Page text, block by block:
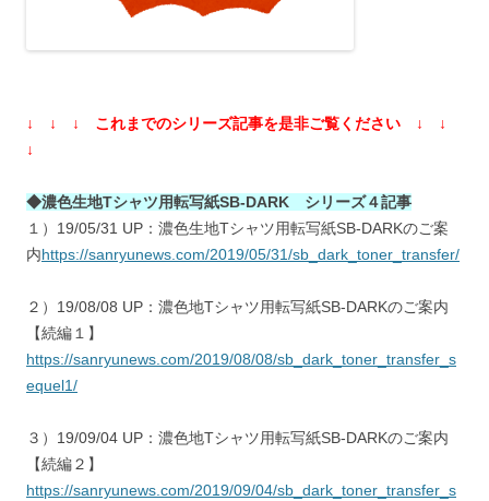
↓ ↓ ↓ これまでのシリーズ記事を是非ご覧ください ↓ ↓
↓
◆濃色生地Tシャツ用転写紙SB-DARK シリーズ４記事
１）19/05/31 UP：濃色生地Tシャツ用転写紙SB-DARKのご案
内https://sanryunews.com/2019/05/31/sb_dark_toner_transfer/
２）19/08/08 UP：濃色地Tシャツ用転写紙SB-DARKのご案内
【続編１】
https://sanryunews.com/2019/08/08/sb_dark_toner_transfer_s
equel1/
３）19/09/04 UP：濃色地Tシャツ用転写紙SB-DARKのご案内
【続編２】
https://sanryunews.com/2019/09/04/sb_dark_toner_transfer_s